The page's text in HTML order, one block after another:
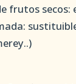
frutos secos: